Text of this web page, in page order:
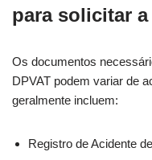
para solicitar
Os documentos
DPVAT podem variar de
geralmente incluem:
Registro de Acidente